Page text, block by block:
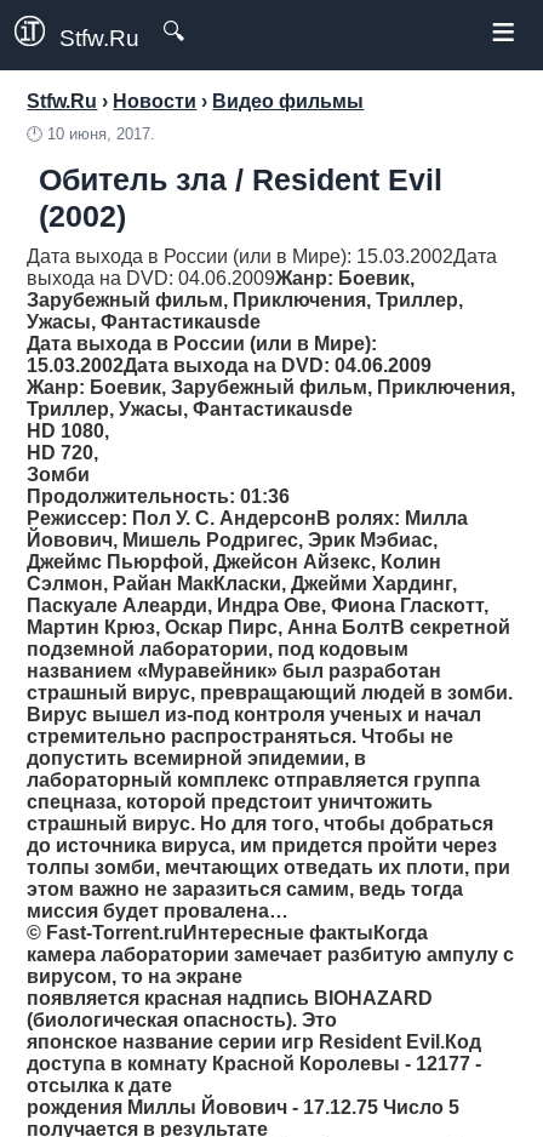
Stfw.Ru 🔍 ≡
Stfw.Ru › Новости › Видео фильмы
🕛 10 июня, 2017.
Обитель зла / Resident Evil
(2002)
Дата выхода в России (или в Мире): 15.03.2002Дата
выхода на DVD: 04.06.2009Жанр: Боевик,
Зарубежный фильм, Приключения, Триллер,
Ужасы, Фантастикаusde
Дата выхода в России (или в Мире):
15.03.2002Дата выхода на DVD: 04.06.2009
Жанр: Боевик, Зарубежный фильм, Приключения,
Триллер, Ужасы, Фантастикаusde
HD 1080,
HD 720,
Зомби
Продолжительность: 01:36
Режиссер: Пол У. С. АндерсонВ ролях: Милла
Йовович, Мишель Родригес, Эрик Мэбиас,
Джеймс Пьюрфой, Джейсон Айзекс, Колин
Сэлмон, Райан МакКласки, Джейми Хардинг,
Паскуале Алеарди, Индра Ове, Фиона Гласкотт,
Мартин Крюз, Оскар Пирс, Анна БолтВ секретной
подземной лаборатории, под кодовым
названием «Муравейник» был разработан
страшный вирус, превращающий людей в зомби.
Вирус вышел из-под контроля ученых и начал
стремительно распространяться. Чтобы не
допустить всемирной эпидемии, в
лабораторный комплекс отправляется группа
спецназа, которой предстоит уничтожить
страшный вирус. Но для того, чтобы добраться
до источника вируса, им придется пройти через
толпы зомби, мечтающих отведать их плоти, при
этом важно не заразиться самим, ведь тогда
миссия будет провалена…
© Fast-Torrent.ru Интересные фактыКогда
камера лаборатории замечает разбитую ампулу с
вирусом, то на экране
появляется красная надпись BIOHAZARD
(биологическая опасность). Это
японское название серии игр Resident Evil.Код
доступа в комнату Красной Королевы - 12177 -
отсылка к дате
рождения Миллы Йовович - 17.12.75 Число 5
получается в результате